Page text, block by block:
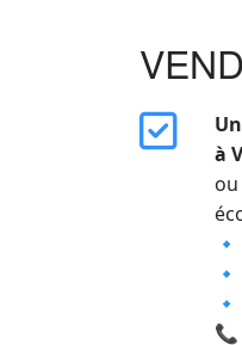
far
fa-
check
à
📞